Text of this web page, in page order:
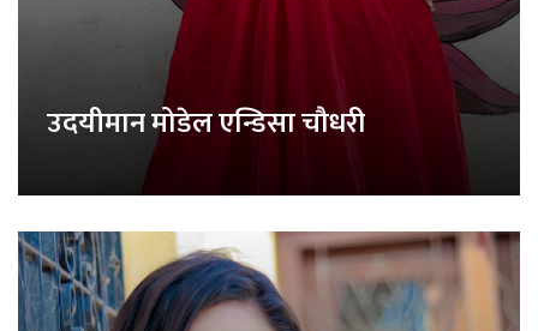
उदयीमान मोडेल एन्डिसा चौधरी